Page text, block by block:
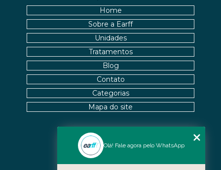
Nossas Unidades
Home
Sobre a Earff
Unidades
Tratamentos
Blog
Contato
Categorias
Mapa do site
Olá! Fale agora pelo WhatsApp